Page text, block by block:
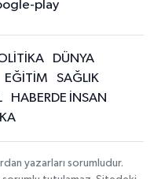
DÜNYA
EĞİTİM
SAĞLIK
HABERDE İNSAN
yazarları sorumludur.